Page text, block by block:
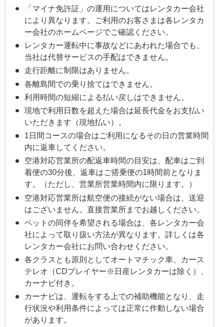
「マイナ免許証」の運用についてはレンタカー会社
により異なります。ご利用のお客さまは各レンタカ
ー会社のホームページでご確認ください。
レンタカー運転中に事故などにあわれた場合でも、
当社は代替サービスの手配はできません。
走行距離に制限はありません。
各離島間での乗り捨てはできません。
利用時間の短縮による払い戻しはできません。
現地で利用日数を超えた場合は延長代金をお支払い
いただきます（現地払い）。
1日間コースの場合はご利用になるその日の営業時間
内に返車してください。
空港対応営業所の配返車時間の目安は、配車はご到
着便の30分後、返車はご搭乗便の1時間前となりま
す。（ただし、営業所営業時間内に限ります。）
空港対応営業所は航空便の接続がない場合は、送迎
はございません。直接営業所までお越しください。
ペットの同伴を希望される場合は、各レンタカー会
社によって取り扱い方法が異なります。詳しくは各
レンタカー会社にお問い合わせください。
各クラスとも原則としてオートマチック車、カース
テレオ（CDプレイヤー※日産レンタカーは除く）、
カーナビ付き。
カーナビは、運転をする上での補助機能となり、走
行状況や利用条件によっては正常に作動しない場合
があります。